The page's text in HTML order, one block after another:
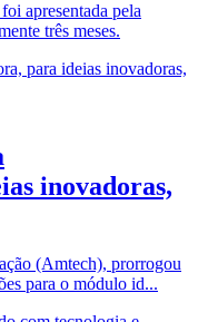
apresentada pela
três meses.
inovadoras,
(Amtech), prorrogou
para o módulo id...